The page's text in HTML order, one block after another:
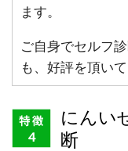
ます。
ご自身でセルフ
も、好評を頂いて
にんい
断